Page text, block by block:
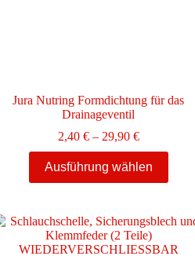
Jura Nutring Formdichtung für das
Drainageventil
2,40 € – 29,90 €Preisspanne:
2,40 €
bis
Ausführung wählen
Produkt
weist
Varianten
auf.
Die
Optionen